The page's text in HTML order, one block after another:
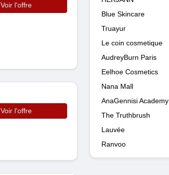
Voir l'offre
Voir l'offre
Blue Skincare
Truayur
Le coin cosmetique
AudreyBurn Paris
Eelhoe Cosmetics
Nana Mall
AnaGennisi Academy
The Truthbrush
Lauvée
Ranvoo